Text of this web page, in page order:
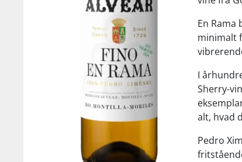
En Rama
minimalt
I
Sherry-
alt, hvad
Pedro